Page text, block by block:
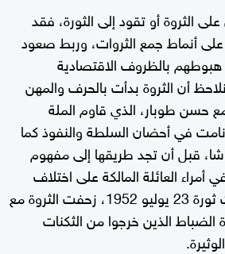
الثروة أو تقود إلى الثورة، فقد
أنماط جمع الثروات، وربط صعود
هبوطهم بالظروف الاقتصادية
أن الثروة بدأت بالحرف والمهن
حسن طوبار، الذي قاوم الملة
في أحضان السلطة والنفوذ كما
قبل أن تجد طريقها إلى مفهوم
أمراء العائلة المالكة على اختلاف
توجهاتهم. وحين وقعت ثورة 23 يوليو 1952، زحفت الثروة مع
الضباط الذين خرجوا من الثكنات